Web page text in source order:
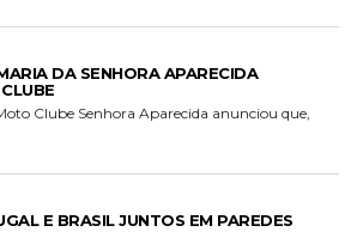
DA SENHORA APARECIDA
Clube Senhora Aparecida anunciou que,
E BRASIL JUNTOS EM PAREDES